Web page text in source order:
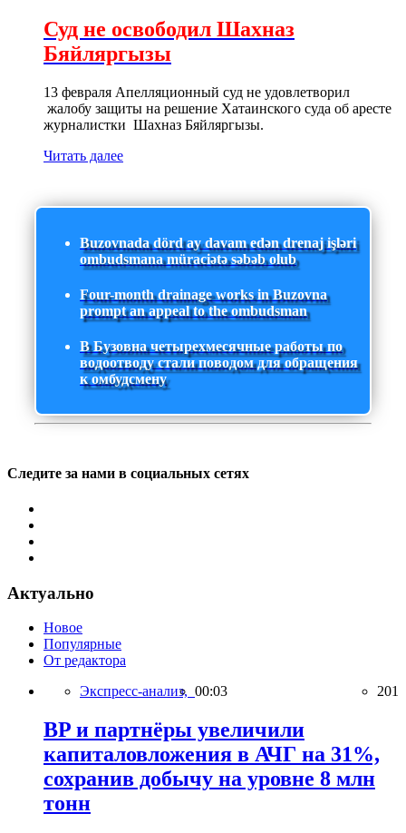
Суд не освободил Шахназ
Бяйляргызы
13 февраля Апелляционный суд не удовлетворил
жалобу защиты на решение Хатаинского суда об аресте
журналистки Шахназ Бяйляргызы.
Читать далее
Buzovnada dörd ay davam edən drenaj işləri
ombudsmana müraciətə səbəb olub
Four-month drainage works in Buzovna
prompt an appeal to the ombudsman
В Бузовна четырехмесячные работы по
водоотводу стали поводом для обращения
к омбудсмену
Следите за нами в социальных сетях
Актуально
Новое
Популярные
От редактора
Экспресс-анализ, 00:03 201
BP и партнёры увеличили
капиталовложения в АЧГ на 31%,
сохранив добычу на уровне 8 млн
тонн